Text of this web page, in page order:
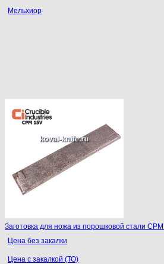
Мельхиор
Заготовка для ножа из порошковой стали
Цена без закалки
Цена с закалкой (ТО)